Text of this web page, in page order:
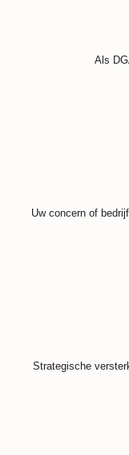
Als
Uw concern of
Strategische